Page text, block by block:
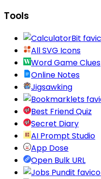
Tools
All SVG Icons
Word Game Clues
Online Notes
Jigsawking
Best Friend Quiz
Secret Diary
AI Prompt Studio
App Dose
Open Bulk URL